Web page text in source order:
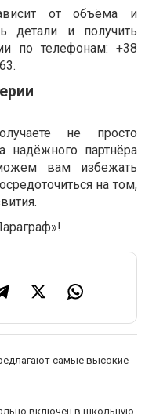
от объёма и
детали и получить
по телефонам: +38
не просто
надёжного партнёра
вам избежать
на том,
самые высокие
включен в школьную